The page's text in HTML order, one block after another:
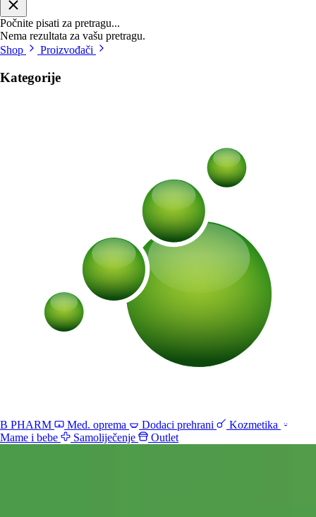
Počnite pisati za pretragu...
Nema rezultata za vašu pretragu.
Shop
Proizvođači
Kategorije
B PHARM Med. oprema Dodaci prehrani
Kozmetika
Mame i bebe
Samoliječenje Outlet